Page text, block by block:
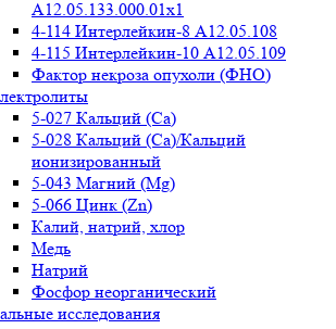
A12.05.133.000.01x1
4-114 Интерлейкин-8 A12.05.108
4-115 Интерлейкин-10 A12.05.109
Фактор некроза опухоли (ФНО)
5-027 Кальций (Ca)
5-028 Кальций (Ca)/Кальций
ионизированный
5-043 Магний (Mg)
5-066 Цинк (Zn)
Калий, натрий, хлор
Медь
Натрий
Фосфор неорганический
исследования